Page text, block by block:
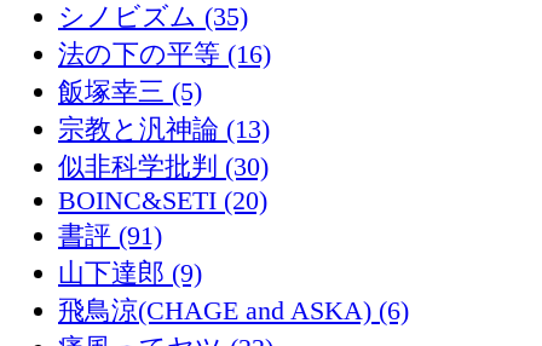
シノビズム (35)
法の下の平等 (16)
飯塚幸三 (5)
宗教と汎神論 (13)
似非科学批判 (30)
BOINC&SETI (20)
書評 (91)
山下達郎 (9)
飛鳥涼(CHAGE and ASKA) (6)